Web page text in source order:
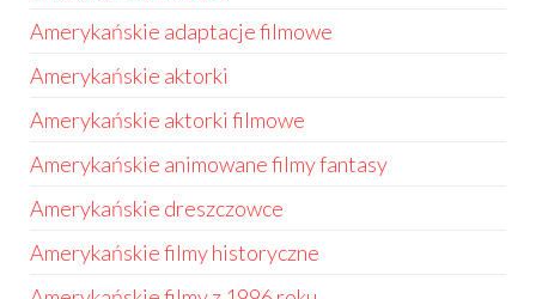
Amerykańskie adaptacje filmowe
Amerykańskie aktorki
Amerykańskie aktorki filmowe
Amerykańskie animowane filmy fantasy
Amerykańskie dreszczowce
Amerykańskie filmy historyczne